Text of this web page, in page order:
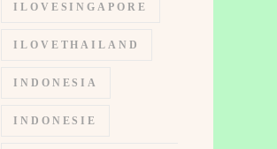
ILOVESINGAPORE
ILOVETHAILAND
INDONESIA
INDONESIE